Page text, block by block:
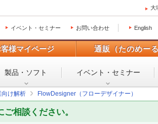
大
イベント・セミナー お問い合わせ English
様マイページ 通販（たのめーる
製品・ソフト イベント・ セミナー
向け解析 FlowDesigner（フローデザイナー）
ご相談ください。